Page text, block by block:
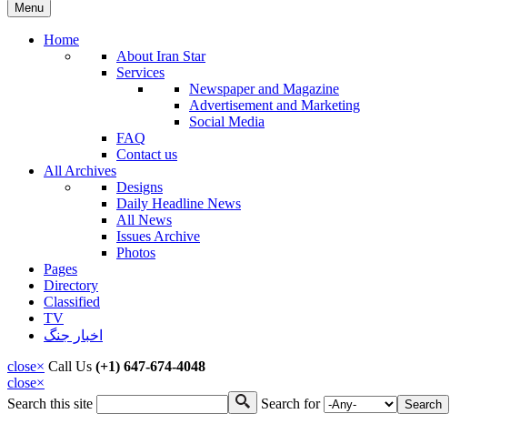
Menu
Home
About Iran Star
Services
Newspaper and Magazine
Advertisement and Marketing
Social Media
FAQ
Contact us
All Archives
Designs
Daily Headline News
All News
Issues Archive
Photos
Pages
Directory
Classified
TV
اخبار جنگ
close× Call Us (+1) 647-674-4048
close×
Search form
Search this site Search for